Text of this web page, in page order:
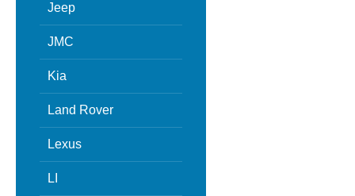
Jeep
JMC
Kia
Land Rover
Lexus
LI